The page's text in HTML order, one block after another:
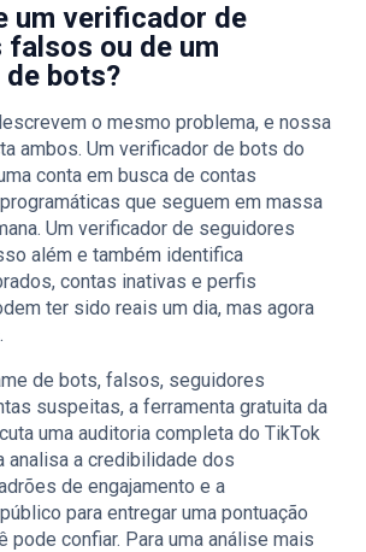
um verificador de
falsos ou de um
bots?
o mesmo problema, e nossa
ambos. Um verificador de bots do
conta em busca de contas
que seguem em massa
Um verificador de seguidores
além e também identifica
contas inativas e perfis
ter sido reais um dia, mas agora
de bots, falsos, seguidores
suspeitas, a ferramenta gratuita da
uma auditoria completa do TikTok
analisa a credibilidade dos
de engajamento e a
para entregar uma pontuação
pode confiar. Para uma análise mais